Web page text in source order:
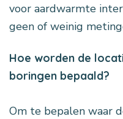
voor aardwarmte
geen of weinig
Hoe worden de
boringen bepaald?
Om te bepalen waar